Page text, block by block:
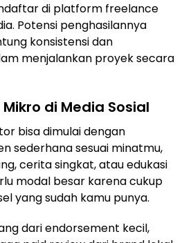
di platform freelance
Potensi penghasilannya
konsistensi dan
menjalankan proyek secara
di Media Sosial
bisa dimulai dengan
sederhana sesuai minatmu,
cerita singkat, atau edukasi
modal besar karena cukup
yang sudah kamu punya.
dari endorsement kecil,